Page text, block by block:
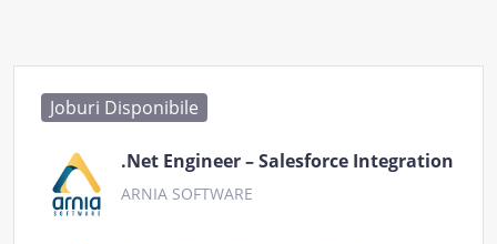
Joburi Disponibile
.Net Engineer – Salesforce Integration
ARNIA SOFTWARE